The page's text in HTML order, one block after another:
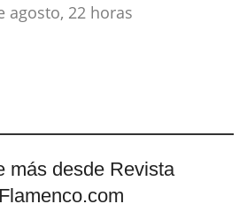
agosto, 22 horas
más desde Revista